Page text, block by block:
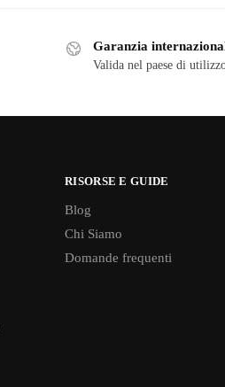
Garanzia
Valida nel paese di
RISORSE E GUIDE
Blog
Chi Siamo
Domande frequenti